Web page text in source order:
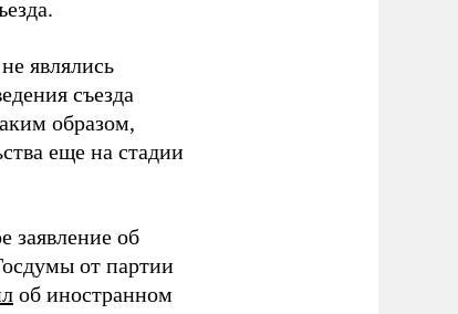
являлись
съезда
образом,
еще на стадии
заявление об
от партии
об иностранном